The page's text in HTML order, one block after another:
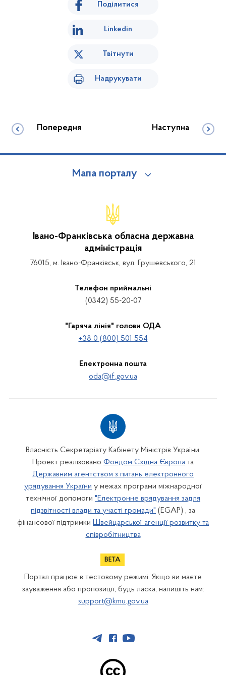
Поділитися
Linkedin
Твітнути
Надрукувати
Попередня Наступна
Мапа порталу
Івано-Франківська обласна державна
адміністрація
76015, м. Івано-Франківськ, вул. Грушевського, 21
Телефон приймальні
(0342) 55-20-07
"Гаряча лінія" голови ОДА
+38 0 (800) 501 554
Електронна пошта
oda@if.gov.ua
Власність Секретаріату Кабінету Міністрів України.
Проект реалізовано Фондом Східна Європа та
Державним агентством з питань електронного
урядування України у межах програми міжнародної
технічної допомоги "Електронне врядування задля
підзвітності влади та участі громади" (EGAP) , за
фінансової підтримки Швейцарської агенції розвитку та
співробітництва
Портал працює в тестовому режимі. Якщо ви маєте
зауваження або пропозиції, будь ласка, напишіть нам:
support@kmu.gov.ua